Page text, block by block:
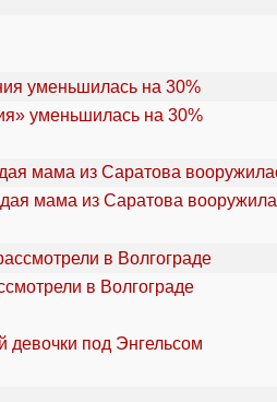
уменьшилась на 30%
мама из Саратова
в Волгограде
девочки под Энгельсом